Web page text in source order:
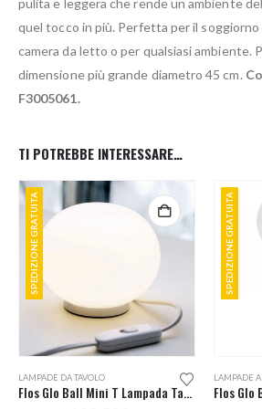
pulita e leggera che rende un ambiente
quel tocco in più. Perfetta per il soggiorno
camera da letto o per qualsiasi ambiente.
dimensione più grande diametro 45 cm.
F3005061.
TI POTREBBE INTERESSARE…
SPEDIZIONE GRATUITA
LAMPADE DA TAVOLO
Flos Glo Ball Mini T Lampada Tavolo
SPEDIZIONE GRATUITA
LAMPADE A